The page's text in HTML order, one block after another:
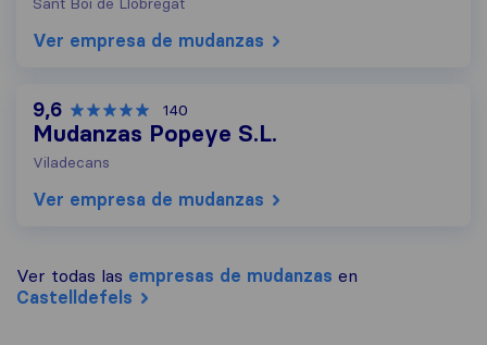
Ver empresa de mudanzas
9,6 140
Mudanzas Popeye S.L.
Viladecans
Ver empresa de mudanzas
Ver todas las empresas de mudanzas en
Castelldefels